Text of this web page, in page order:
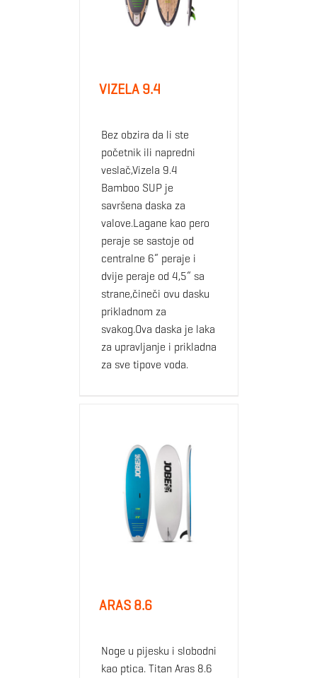
VIZELA 9.4
Bez obzira da li ste
početnik ili napredni
veslač,Vizela 9.4
Bamboo SUP je
savršena daska za
valove.Lagane kao pero
peraje se sastoje od
centralne 6“ peraje i
dvije peraje od 4,5“ sa
strane,čineči ovu dasku
prikladnom za
svakog.Ova daska je laka
za upravljanje i prikladna
za sve tipove voda.
ARAS 8.6
Noge u pijesku i slobodni
kao ptica. Titan Aras 8.6